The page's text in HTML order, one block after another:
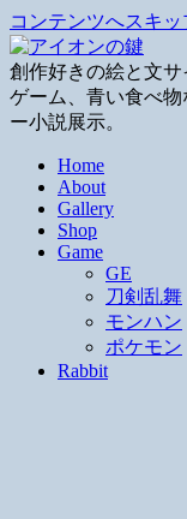
コンテンツへスキッ
創作好きの絵と文サ
ゲーム、青い食べ
ー小説展示。
Home
About
Gallery
Shop
Game
GE
刀剣乱舞
モンハン
ポケモン
Rabbit